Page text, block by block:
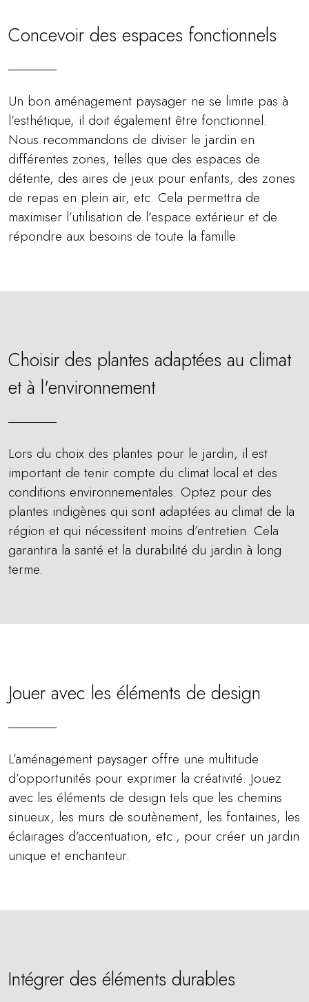
Concevoir des espaces fonctionnels
Un bon aménagement paysager ne se limite pas à
l’esthétique, il doit également être fonctionnel.
Nous recommandons de diviser le jardin en
différentes zones, telles que des espaces de
détente, des aires de jeux pour enfants, des zones
de repas en plein air, etc. Cela permettra de
maximiser l’utilisation de l’espace extérieur et de
répondre aux besoins de toute la famille.
Choisir des plantes adaptées au climat
et à l'environnement
Lors du choix des plantes pour le jardin, il est
important de tenir compte du climat local et des
conditions environnementales. Optez pour des
plantes indigènes qui sont adaptées au climat de la
région et qui nécessitent moins d’entretien. Cela
garantira la santé et la durabilité du jardin à long
terme.
Jouer avec les éléments de design
L’aménagement paysager offre une multitude
d’opportunités pour exprimer la créativité. Jouez
avec les éléments de design tels que les chemins
sinueux, les murs de soutènement, les fontaines, les
éclairages d’accentuation, etc., pour créer un jardin
unique et enchanteur.
Intégrer des éléments durables